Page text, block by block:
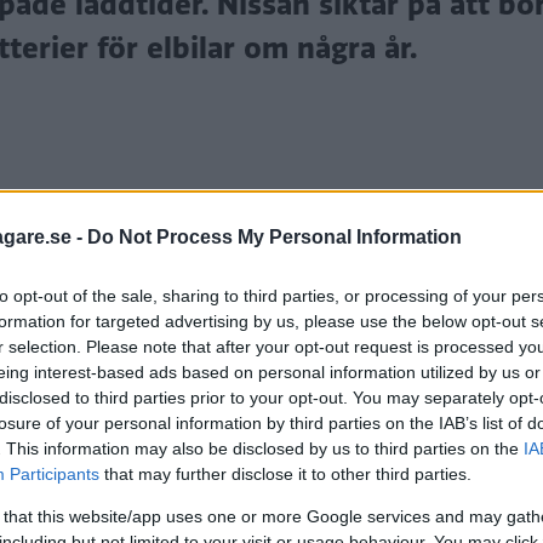
- Do Not Process My Personal Information
opt-out of the sale, sharing to third parties, or processing of your
for targeted advertising by us, please use the below opt-out
selection. Please note that after your opt-out request is processed
interest-based ads based on personal information utilized by us
to third parties prior to your opt-out. You may separately
of your personal information by third parties on the IAB’s list of
This information may also be disclosed by us to third parties on the
Participants that may further disclose it to other third parties.
that this website/app uses one or more Google services and may
för elbilar om några år.
prissatta elbilar, men sedan lanseringen av Zoe
koncernens elbilar ser ut.
en storsatsning på över 200 miljarder
de kommande åren.
största förlust någonsin till vinst. Även
göra för helåret 2021.
batterier för elbilar. Kostnaden ska halveras till